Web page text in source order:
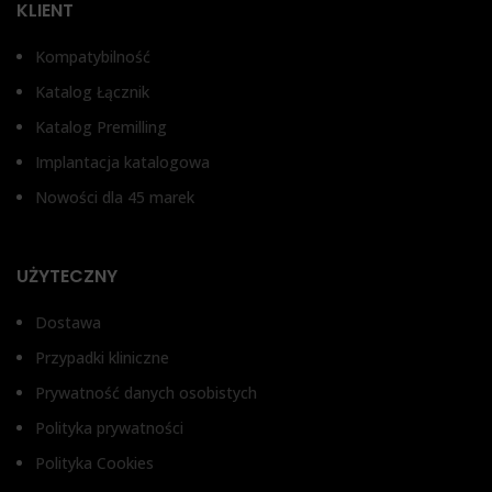
KLIENT
Kompatybilność
Katalog Łącznik
Katalog Premilling
Implantacja katalogowa
Nowości dla 45 marek
UŻYTECZNY
Dostawa
Przypadki kliniczne
Prywatność danych osobistych
Polityka prywatności
Polityka Cookies